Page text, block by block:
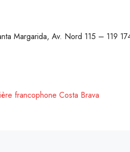
Margarida, Av. Nord 115 – 119
francophone Costa Brava